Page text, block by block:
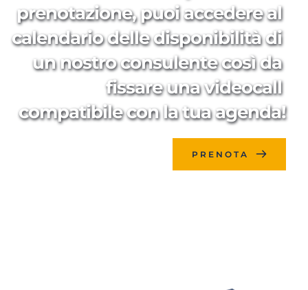
prenotazione, puoi accedere al
calendario delle disponibilità di
un nostro consulente così da
fissare una videocall
compatibile con la tua agenda!
PRENOTA